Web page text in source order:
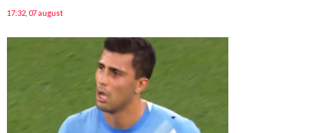
17:32, 07 august